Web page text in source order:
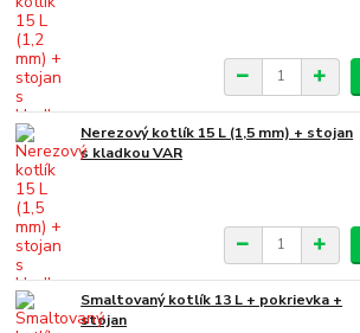
Nerezový kotlík 15 L (1,5 mm) + stojan
s kladkou VAR
Smaltovaný kotlík 13 L + pokrievka +
stojan